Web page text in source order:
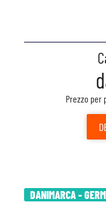
Prezzo per
DANIMARCA -